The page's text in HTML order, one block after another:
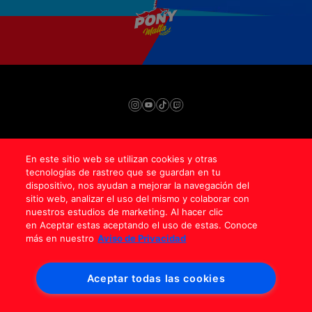
Contáctenos
Aviso de privacidad
Superintendencia de Industria y Comercio
Términos y condiciones
Términos y condiciones campañas
Política de protección de datos personales
Anheuser-Busch InBev © 2024
¿Necesitas ayuda para Ganar con Clase?
CANALES DE ATENCIÓN Y RESPUESTA A
PETICIONES, CONSULTAS, QUEJAS Y
RECLAMOS DE TITULARES DE DATOS
En este sitio web se utilizan cookies y otras
tecnologías de rastreo que se guardan en tu
dispositivo, nos ayudan a mejorar la navegación del
sitio web, analizar el uso del mismo y colaborar con
nuestros estudios de marketing. Al hacer clic
en Aceptar estas aceptando el uso de estas. Conoce
más en nuestro Aviso de Privacidad
Aceptar todas las cookies